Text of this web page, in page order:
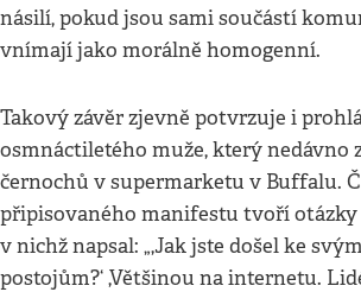
násilí, pokud jsou sami součástí
vnímají jako morálně homogenní.
Takový závěr zjevně potvrzuje i
osmnáctiletého muže, který nedávno
černochů v supermarketu v Buffalu.
připisovaného manifestu tvoří otázky
v nichž napsal: „,Jak jste došel ke
postojům?‘ ,Většinou na internetu.